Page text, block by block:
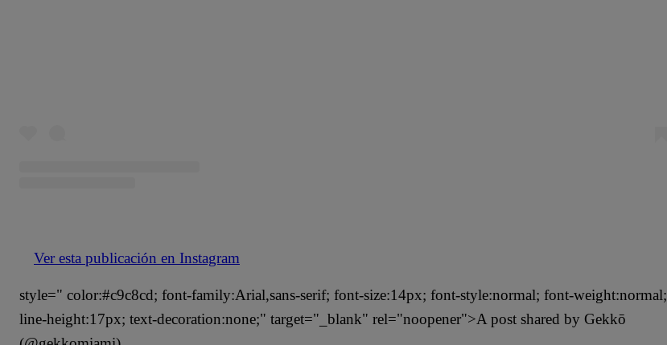
Ver esta publicación en Instagram
style=" color:#c9c8cd; font-family:Arial,sans-serif; font-size:14px; font-style:normal; font-weight:normal;
line-height:17px; text-decoration:none;" target="_blank" rel="noopener">A post shared by Gekkō